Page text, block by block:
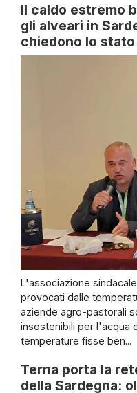
Il caldo estremo
gli alveari in
chiedono lo
L'associazione
provocati dalle
aziende agro-pastorali
insostenibili per l'acqua
temperature fisse ben...
Terna porta la
della Sardegna: